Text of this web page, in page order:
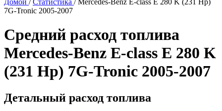
Домой / Статистика / Mercedes-Benz E-class E 280 K (231 Hp)
7G-Tronic 2005-2007
Средний расход топлива
Mercedes-Benz E-class E 280 K
(231 Hp) 7G-Tronic 2005-2007
Детальный расход топлива